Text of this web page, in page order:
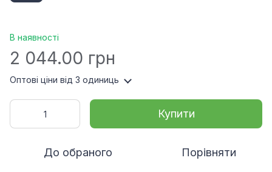
В наявності
2 044.00 грн
Оптові ціни від 3 одиниць
Купити
До обраного Порівняти